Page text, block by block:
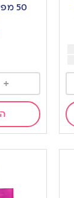
wishlist
50
+